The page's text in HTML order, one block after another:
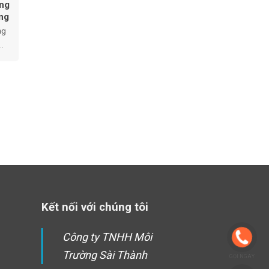
Kết nối với chúng tôi
Công ty TNHH Môi
Trường Sài Thành